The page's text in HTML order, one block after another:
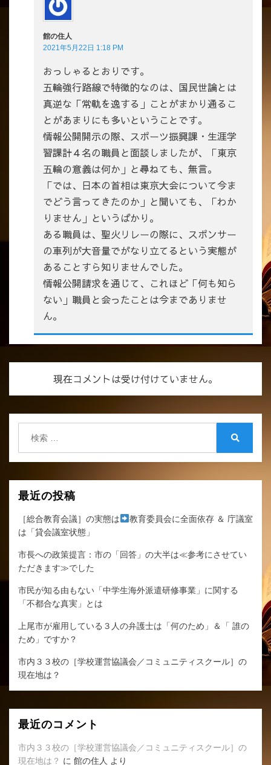
館の住人
2021年5月22日 1:18 PM
おっしゃるとおりです。
五輪強行路線で特徴的なのは、国民世論とは
真逆な「常軌を逸する」ことがまかり通るこ
とがあまりにも多いということです。
情報公開開示の際、スポーツ振興課・生涯学
習課計４名の職員と面談しましたが、「東京
五輪の意義は何か」と尋ねても、無言。
「では、日本の首相は東京大会について今ま
でどう言ってきたのか」と聞いても、「わか
りません」というばかり。
ある職員は、聖火リレーの際に、スポンサー
の車列が大音量でがなり立てるという実態が
あることすら知りませんでした。
情報公開請求を通じて、これほど「何も知ら
ない」職員と会ったことは今までありませ
ん。
現在コメントは受け付けていません。
最近の投稿
［総合教育会議］の実態は
教育委員会に全面依存 ＆ 庁議室
は「貸会議室状態」
市長への政策提言：市の「回答」の大半は≪参考にさせてい
ただきます≫でした
市民が知る由もない「中学生海外派遣研修事業」に関する
「不都合な真実」とは
上尾市が雇用している３人の弁護士は「何のため」＆「 誰の
ため」ですか？
市内３３校の［学校運営協議会／コミュニティスクール］の
現在地は？
最近のコメント
市内３３校の［学校運営協議会／コミュニティスクール］の
現在地は？ に 館の住人 より